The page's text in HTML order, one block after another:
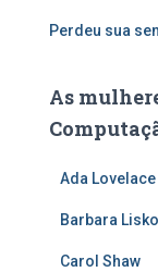
Perdeu sua
As
Ada Lovelace
Barbara
Carol Shaw